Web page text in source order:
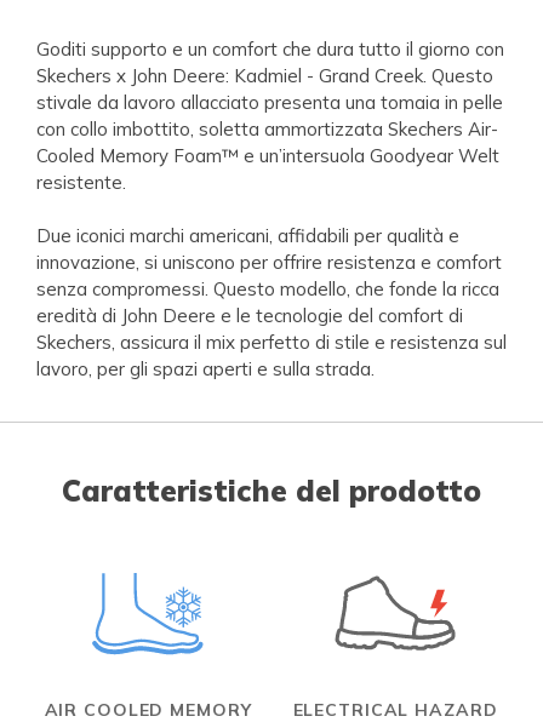
Goditi supporto e un comfort che dura tutto il giorno con
Skechers x John Deere: Kadmiel - Grand Creek. Questo
stivale da lavoro allacciato presenta una tomaia in pelle
con collo imbottito, soletta ammortizzata Skechers Air-
Cooled Memory Foam™ e un’intersuola Goodyear Welt
resistente.
Due iconici marchi americani, affidabili per qualità e
innovazione, si uniscono per offrire resistenza e comfort
senza compromessi. Questo modello, che fonde la ricca
eredità di John Deere e le tecnologie del comfort di
Skechers, assicura il mix perfetto di stile e resistenza sul
lavoro, per gli spazi aperti e sulla strada.
Caratteristiche del prodotto
AIR COOLED MEMORY
ELECTRICAL HAZARD